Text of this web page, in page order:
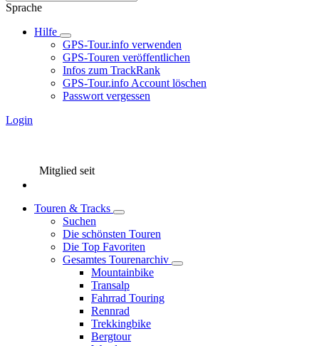
Sprache
Hilfe
GPS-Tour.info verwenden
GPS-Touren veröffentlichen
Infos zum TrackRank
GPS-Tour.info Account löschen
Passwort vergessen
Login
Mitglied seit
Touren & Tracks
Suchen
Die schönsten Touren
Die Top Favoriten
Gesamtes Tourenarchiv
Mountainbike
Transalp
Fahrrad Touring
Rennrad
Trekkingbike
Bergtour